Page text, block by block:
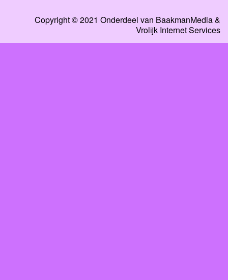
Copyright © 2021 Onderdeel van BaakmanMedia&
Vrolijk Internet Services